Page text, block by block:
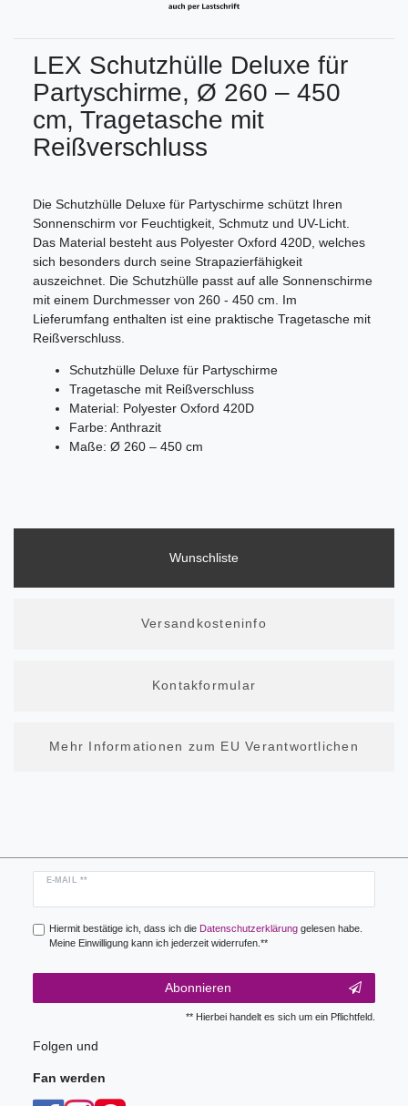
LEX Schutzhülle Deluxe für
Partyschirme, Ø 260 – 450
cm, Tragetasche mit
Reißverschluss
Die Schutzhülle Deluxe für Partyschirme schützt Ihren
Sonnenschirm vor Feuchtigkeit, Schmutz und UV-Licht.
Das Material besteht aus Polyester Oxford 420D, welches
sich besonders durch seine Strapazierfähigkeit
auszeichnet. Die Schutzhülle passt auf alle Sonnenschirme
mit einem Durchmesser von 260 - 450 cm. Im
Lieferumfang enthalten ist eine praktische Tragetasche mit
Reißverschluss.
Schutzhülle Deluxe für Partyschirme
Tragetasche mit Reißverschluss
Material: Polyester Oxford 420D
Farbe: Anthrazit
Maße: Ø 260 – 450 cm
Wunschliste
Versandkosteninfo
Kontakformular
Mehr Informationen zum EU Verantwortlichen
E-MAIL **
Newsletter
Hiermit bestätige ich, dass ich die Daten­schutz­erklärunggelesen habe.
Meine Einwilligung kann ich jederzeit widerrufen.**
Abonnieren
** Hierbei handelt es sich um ein Pflichtfeld.
Folgen und
Fan werden